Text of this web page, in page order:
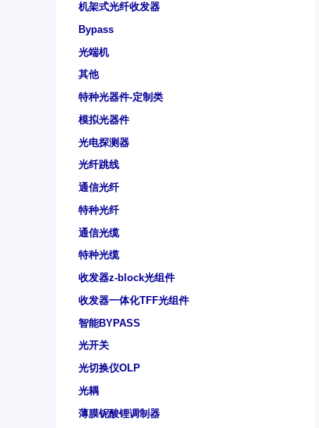
机架式光纤收发器
Bypass
光端机
其他
特种光器件-定制类
模拟光器件
光电探测器
光纤跳线
通信光纤
特种光纤
通信光缆
特种光缆
收发器z-block光组件
收发器一体化TFF光组件
智能BYPASS
光开关
光切换仪OLP
光耦
薄膜铌酸锂调制器